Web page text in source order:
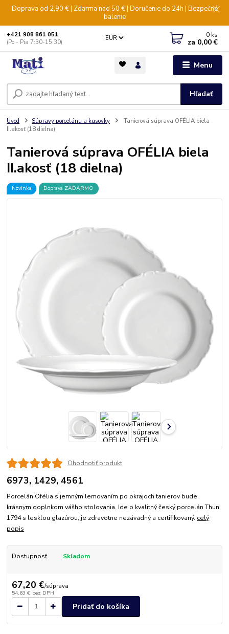
Doprava od 2,90 € | Zdarma nad 50 € | Doručenie do 24h | Bezpečné
balenie
Menu
EUR
Hľadať
+421 908 861 051
(Po - Pia 7:30-15:30)
0 ks
za 0,00 €
Úvod Súpravy porcelánu a kusovky
Tanierová súprava OFÉLIA biela
II.akosť (18 dielna)
Tanierová súprava OFÉLIA biela
II.akosť (18 dielna)
Novinka Doprava ZADARMO
Ohodnotiť produkt
6973, 1429, 4561
Porcelán Ofélia s jemným lemovaním po okrajoch tanierov bude
krásnym doplnkom vášho stolovania. Ide o kvalitný český porcelán Thun
1794 s lesklou glazúrou, je zdravotne nezávadný a certifikovaný. celý
popis
Dostupnosť Skladom
67,20 €/súprava
54,63 € bez DPH
Pridať do košíka